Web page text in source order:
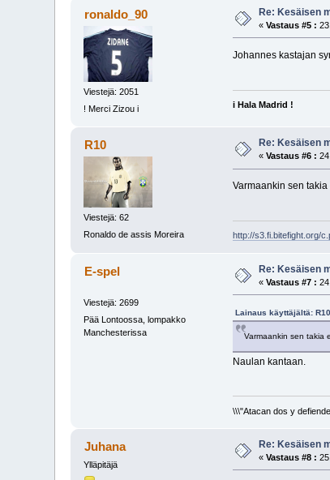
ronaldo_90
Viestejä: 2051
! Merci Zizou i
Re: Kesäisen
«Vastaus #5 :
Johannes kastajan
i Hala Madrid !
R10
Viestejä: 62
Ronaldo de assis Moreira
Re: Kesäisen
«Vastaus #6 :
Varmaankin sen
http://s3.fi.bitefight.org/
E-spel
Viestejä: 2699
Pää Lontoossa, lompakko
Manchesterissa
Re: Kesäisen
«Vastaus #7 :
Lainaus käyttäjältä:
Varmaankin sen takia
Naulan kantaan.
\\\"Atacan dos y
Juhana
Ylläpitäjä
Re: Kesäisen
«Vastaus #8 :